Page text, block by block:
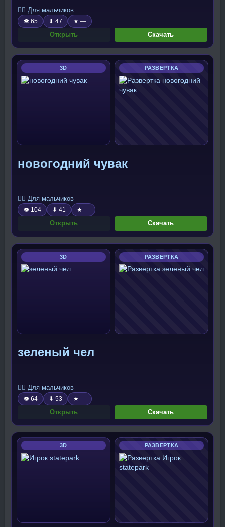
🧍‍♂️ Для мальчиков
👁 65 ⬇ 47 ★ —
Открыть Скачать
3D РАЗВЕРТКА
новогодний чувак
🧍‍♂️ Для мальчиков
👁 104 ⬇ 41 ★ —
Открыть Скачать
3D РАЗВЕРТКА
зеленый чел
🧍‍♂️ Для мальчиков
👁 64 ⬇ 53 ★ —
Открыть Скачать
3D РАЗВЕРТКА